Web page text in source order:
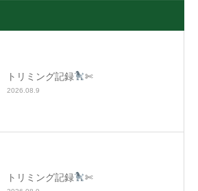
トリミング記録 ✄
2026.08.9
トリミング記録 ✄